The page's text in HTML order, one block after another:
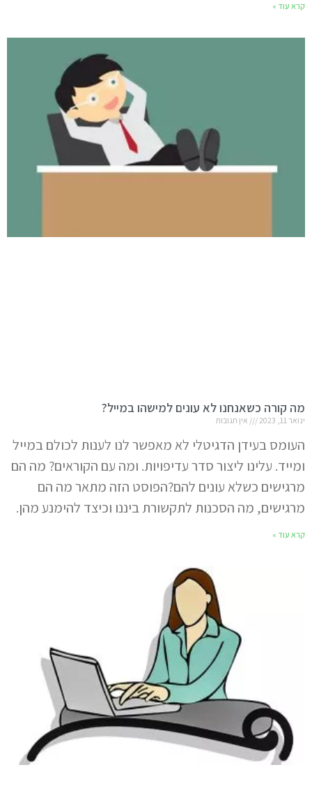
קרא עוד »
מה קורה כשאנחנו לא עונים למישהו במייל?
ינואר 11, 2023 אין תגובות
העומס בעידן הדגיטלי לא מאפשר לנו לענות לכולם במייל
ומייד. עלינו ליצור סדר עדיפויות. ומה עם הקוראים? מה הם
מרגישים כשלא עונים להם?הפוסט הזה מתאר מה הם
מרגישים, מה הסכנות לתקשורת ביננו וכיצד להימנע מהן.
קרא עוד »